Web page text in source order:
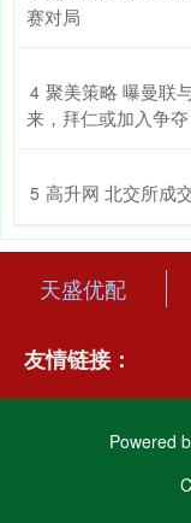
赛对局
4 聚美策略 曝曼联
来，拜仁或加入争夺
5 高升网 北交所成
天盛优配
友情链接：
Powered